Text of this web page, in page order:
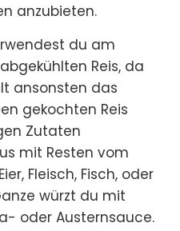
anzubieten.
du am
Reis, da
ansonsten das
gekochten Reis
Zutaten
mit Resten vom
Fleisch, Fisch, oder
würzt du mit
oder Austernsauce.